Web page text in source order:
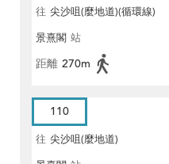
往 尖沙咀(麼地道)(循環線)
景熹閣 站
距離 270m
110
往 尖沙咀(麼地道)